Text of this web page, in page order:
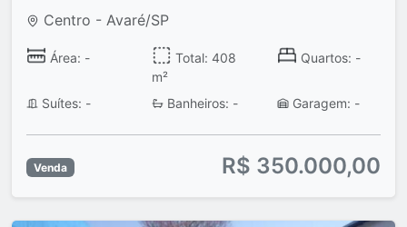
Centro - Avaré/SP
Área: -
Total: 408
m²
Quartos: -
Suítes: - Banheiros: - Garagem: -
Venda R$ 350.000,00